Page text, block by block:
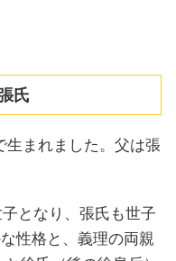
氏
生まれました。父は張
となり、張氏も世子
性格と、義理の両親